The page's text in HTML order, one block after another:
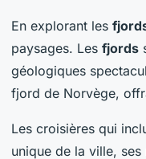
En explorant les
paysages. Les fjords
géologiques
fjord de Norvège,
Les croisières qui
unique de la ville,